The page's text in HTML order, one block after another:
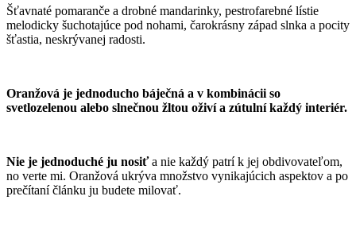
Šťavnaté pomaranče a drobné mandarinky, pestrofarebné lístie
melodicky šuchotajúce pod nohami, čarokrásny západ slnka a pocity
šťastia, neskrývanej radosti.
Oranžová je jednoducho báječná a v kombinácii so
svetlozelenou alebo slnečnou žltou oživí a zútulní každý interiér.
Nie je jednoduché ju nosiťa nie každý patrí k jej obdivovateľom,
no verte mi. Oranžová ukrýva množstvo vynikajúcich aspektov a po
prečítaní článku ju budete milovať.